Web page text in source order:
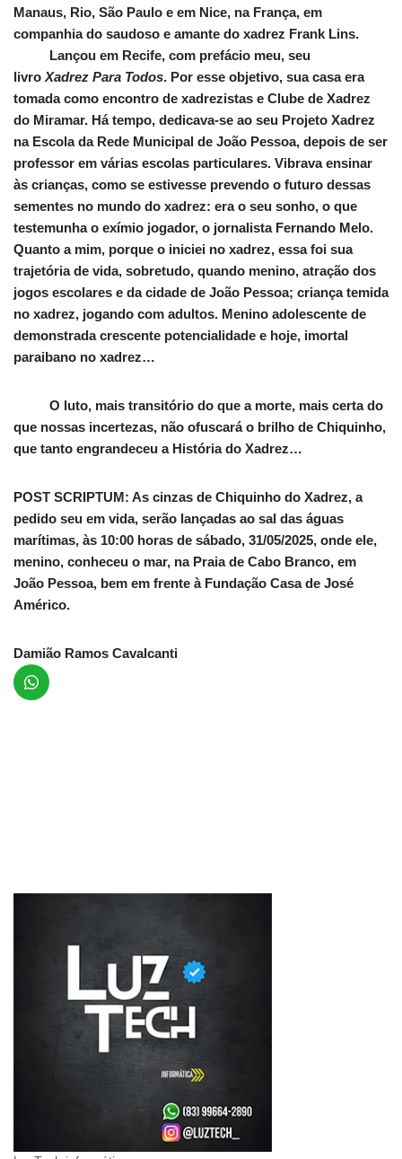
Manaus, Rio, São Paulo e em Nice, na França, em
companhia do saudoso e amante do xadrez Frank Lins.
Lançou em Recife, com prefácio meu, seu
livro Xadrez Para Todos. Por esse objetivo, sua casa era
tomada como encontro de xadrezistas e Clube de Xadrez
do Miramar. Há tempo, dedicava-se ao seu Projeto Xadrez
na Escola da Rede Municipal de João Pessoa, depois de ser
professor em várias escolas particulares. Vibrava ensinar
às crianças, como se estivesse prevendo o futuro dessas
sementes no mundo do xadrez: era o seu sonho, o que
testemunha o exímio jogador, o jornalista Fernando Melo.
Quanto a mim, porque o iniciei no xadrez, essa foi sua
trajetória de vida, sobretudo, quando menino, atração dos
jogos escolares e da cidade de João Pessoa; criança temida
no xadrez, jogando com adultos. Menino adolescente de
demonstrada crescente potencialidade e hoje, imortal
paraibano no xadrez…
O luto, mais transitório do que a morte, mais certa do
que nossas incertezas, não ofuscará o brilho de Chiquinho,
que tanto engrandeceu a História do Xadrez…
POST SCRIPTUM: As cinzas de Chiquinho do Xadrez, a
pedido seu em vida, serão lançadas ao sal das águas
marítimas, às 10:00 horas de sábado, 31/05/2025, onde ele,
menino, conheceu o mar, na Praia de Cabo Branco, em
João Pessoa, bem em frente à Fundação Casa de José
Américo.
Damião Ramos Cavalcanti